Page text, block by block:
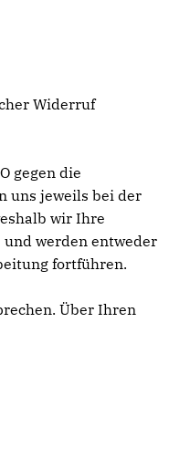
Widerruf
gegen die
uns jeweils bei der
wir Ihre
werden entweder
fortführen.
Über Ihren